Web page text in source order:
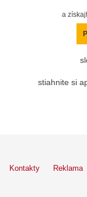
a
stiahnite si
Kontakty Reklama